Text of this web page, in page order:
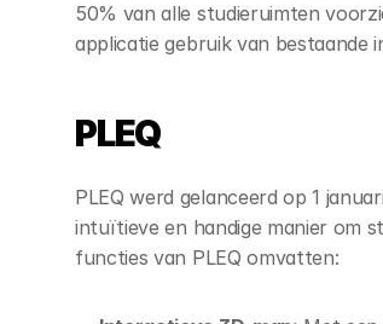
50% van alle studieruimten
applicatie gebruik van bestaande
PLEQ
PLEQ werd gelanceerd op 1
intuïtieve en handige manier om
functies van PLEQ omvatten: